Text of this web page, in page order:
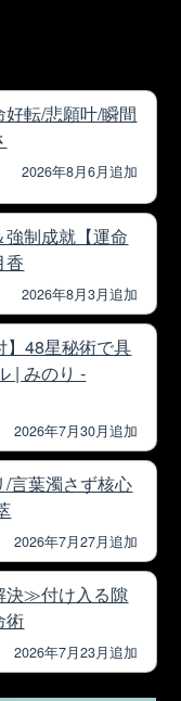
転/悲願叶/瞬間
2026年8月6月追加
制成就【運命
香
2026年8月3月追加
】48星秘術で具
| みのり -
2026年7月30月追加
言葉濁さず核心
2026年7月27月追加
決≫付け入る隙
術
2026年7月23月追加